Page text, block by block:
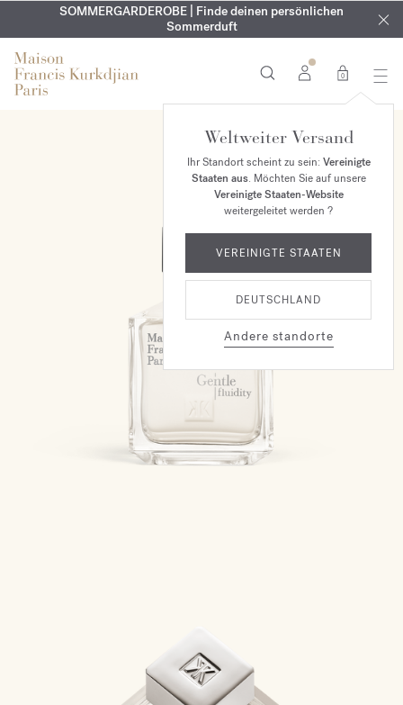
EXKLUSIV | Erhalten Sie OUD velvet moodin Ihrer Bestellung*
KOSTENLOSE GRAVUR | Auf alle Düfte und Körperöle bis zum
9. August
SOMMERGARDEROBE | Finde deinen persönlichen
Sommerduft
0
Weltweiter Versand
Ihr Standort scheint zu sein: Vereinigte
Staaten aus. Möchten Sie auf unsere
Vereinigte Staaten-Website
weitergeleitet werden ?
VEREINIGTE STAATEN
DEUTSCHLAND
Andere standorte